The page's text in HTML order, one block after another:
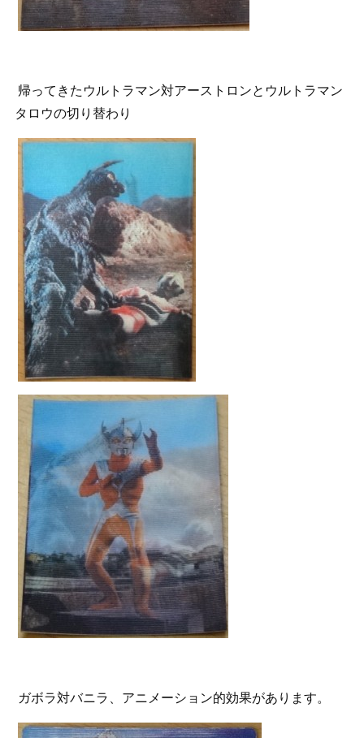
帰ってきたウルトラマン対アーストロンとウルトラマン
タロウの切り替わり
ガボラ対バニラ、アニメーション的効果があります。